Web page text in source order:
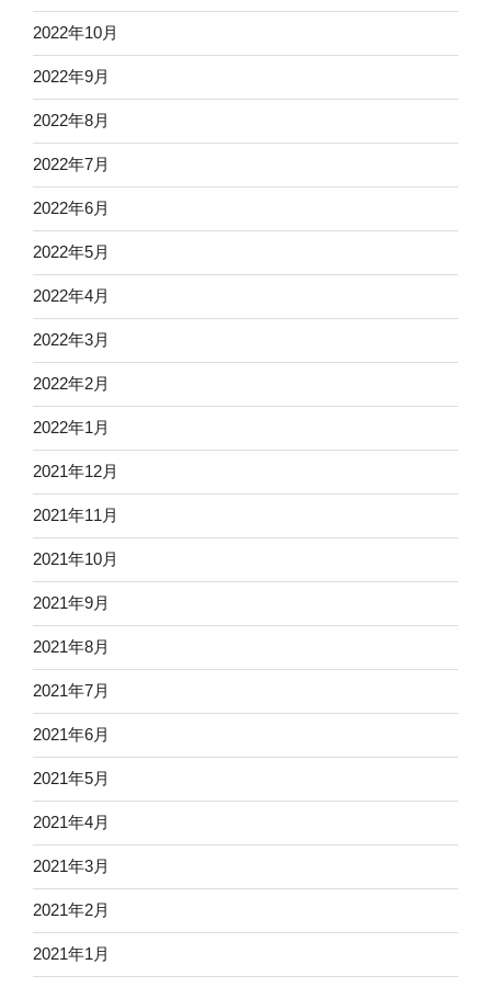
2022年10月
2022年9月
2022年8月
2022年7月
2022年6月
2022年5月
2022年4月
2022年3月
2022年2月
2022年1月
2021年12月
2021年11月
2021年10月
2021年9月
2021年8月
2021年7月
2021年6月
2021年5月
2021年4月
2021年3月
2021年2月
2021年1月